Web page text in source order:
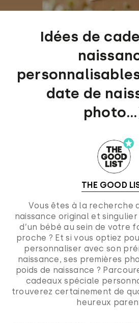
Idées de
date de
THE GOOD
Vous êtes à la recherche
naissance original et
d’un bébé au sein de votre
proche ? Et si vous optiez
personnaliser avec son
naissance, ses premières
poids de naissance ?
cadeaux spéciale
trouverez certainement de
heureux